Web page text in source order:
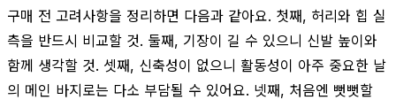
구매 전 고려사항을 정리하면 다음과 같아요. 첫째, 허리와 힙 실
측을 반드시 비교할 것. 둘째, 기장이 길 수 있으니 신발 높이와
함께 생각할 것. 셋째, 신축성이 없으니 활동성이 아주 중요한 날
의 메인 바지로는 다소 부담될 수 있어요. 넷째, 처음엔 뻣뻣할